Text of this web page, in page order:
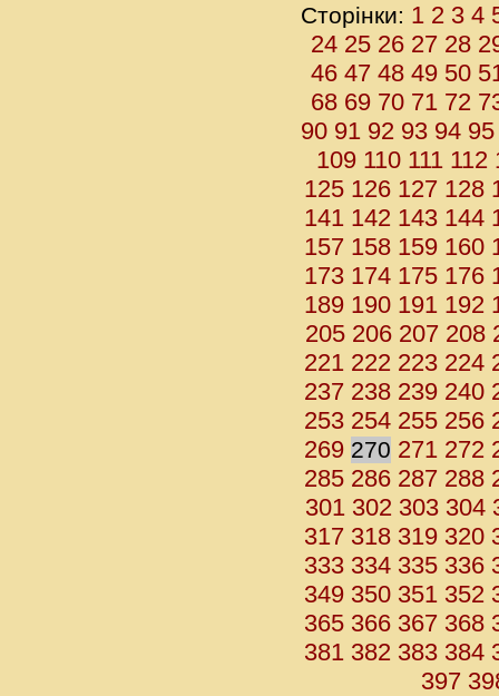
Сторінки: 1 2 3 4
24 25 26 27 28
46 47 48 49 50
68 69 70 71 72
90 91 92 93 94 95
109 110 111 112
125 126 127 128
141 142 143 144
157 158 159 160
173 174 175 176
189 190 191 192
205 206 207 208
221 222 223 224
237 238 239 240
253 254 255 256
269 270 271 272
285 286 287 288
301 302 303 304
317 318 319 320
333 334 335 336
349 350 351 352
365 366 367 368
381 382 383 384
397